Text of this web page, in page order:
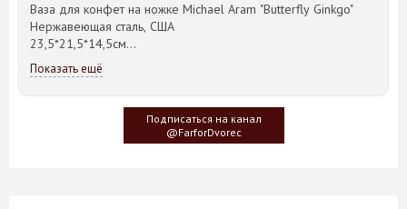
Ваза для конфет на ножке Michael Aram "Butterfly Ginkgo"
Нержавеющая сталь, США
23,5*21,5*14,5см
Идея такого дизайна предметов сервировки стола пришла
создателю, когда он впервые увидел дерево Гинкго Билоба,
у которого растут двойные листья, напоминающие крылья
Показать ещё
Подписаться на канал
@FarforDvorec